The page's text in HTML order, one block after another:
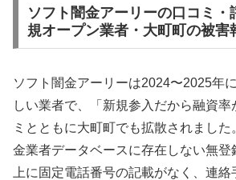
ソフト闇金アーリーの口コミ・
規オープン業者・大町町の被害
ソフト闇金アーリーは2024〜2025年
しい業者で、「新規参入だから融資率
ミとともに大町町でも拡散されまし
金業者データベースに存在しない無登
上に固定電話番号の記載がなく、連